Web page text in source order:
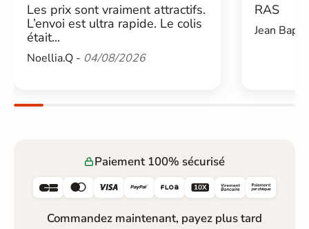
Les prix sont vraiment attractifs.
L’envoi est ultra rapide. Le colis
était...
Noellia.Q - 04/08/2026
RAS
Jean
Paiement 100% sécurisé
     
Commandez maintenant, payez plus tard